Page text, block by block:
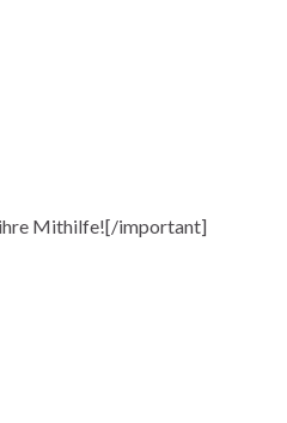
ihre Mithilfe![/important]